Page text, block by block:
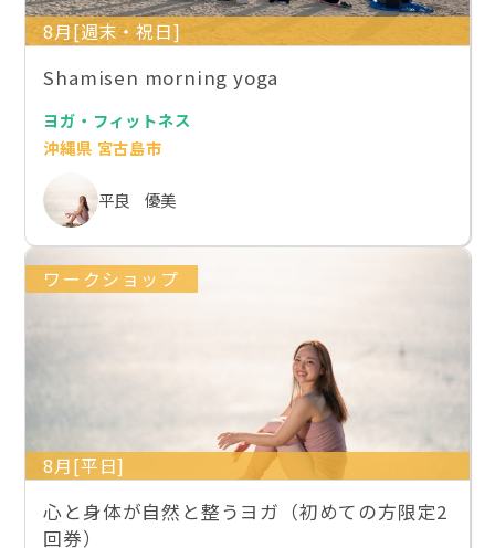
8月[週末・祝日]
Shamisen morning yoga
ヨガ・フィットネス
沖縄県 宮古島市
平良 優美
ワークショップ
8月[平日]
心と身体が自然と整うヨガ（初めての方限定2
回券）